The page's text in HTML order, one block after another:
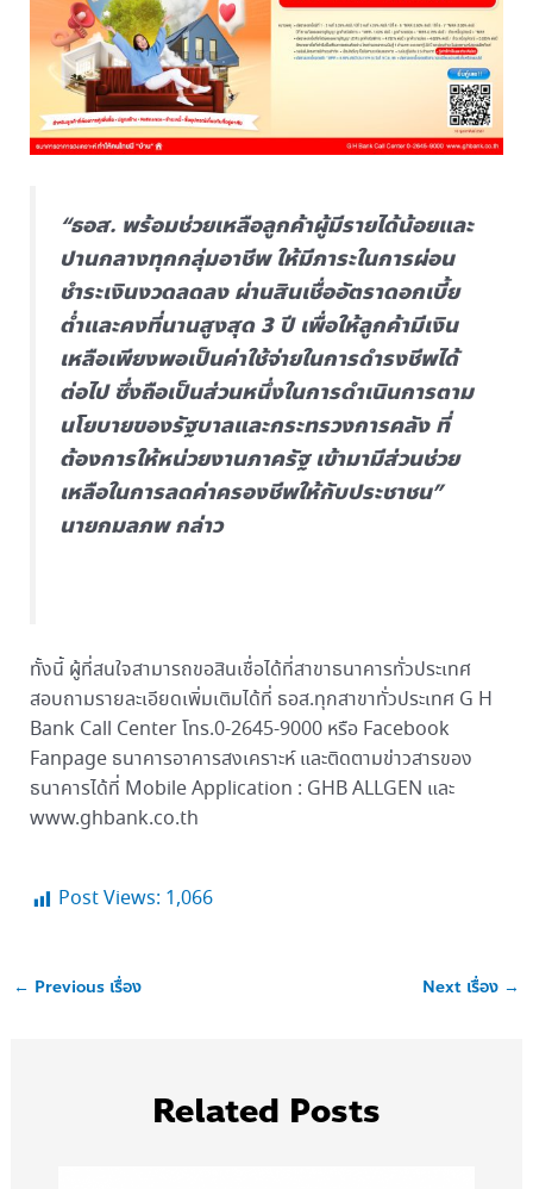
“ธอส. พร้อมช่วยเหลือลูกค้าผู้มีรายได้น้อยและ
ปานกลางทุกกลุ่มอาชีพ ให้มีภาระในการผ่อน
ชำระเงินงวดลดลง ผ่านสินเชื่ออัตราดอกเบี้ย
ต่ำและคงที่นานสูงสุด 3 ปี เพื่อให้ลูกค้ามีเงิน
เหลือเพียงพอเป็นค่าใช้จ่ายในการดำรงชีพได้
ต่อไป ซึ่งถือเป็นส่วนหนึ่งในการดำเนินการตาม
นโยบายของรัฐบาลและกระทรวงการคลัง ที่
ต้องการให้หน่วยงานภาครัฐ เข้ามามีส่วนช่วย
เหลือในการลดค่าครองชีพให้กับประชาชน”
นายกมลภพ กล่าว
ทั้งนี้ ผู้ที่สนใจสามารถขอสินเชื่อได้ที่สาขาธนาคารทั่วประเทศ
สอบถามรายละเอียดเพิ่มเติมได้ที่ ธอส.ทุกสาขาทั่วประเทศ G H
Bank Call Center โทร.0-2645-9000 หรือ Facebook
Fanpage ธนาคารอาคารสงเคราะห์ และติดตามข่าวสารของ
ธนาคารได้ที่ Mobile Application : GHB ALLGEN และ
www.ghbank.co.th
Post Views: 1,066
← Previous เรื่อง Next เรื่อง →
Related Posts